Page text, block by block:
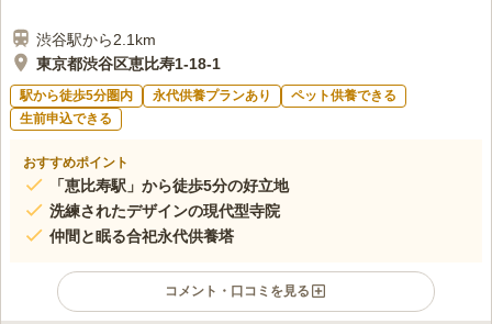
渋谷駅から2.1km
東京都渋谷区恵比寿1-18-1
駅から徒歩5分圏内 永代供養プランあり
ペット供養できる
生前申込できる
おすすめポイント
「恵比寿駅」から徒歩5分の好立地
洗練されたデザインの現代型寺院
仲間と眠る合祀永代供養塔
コメント・口コミを見る